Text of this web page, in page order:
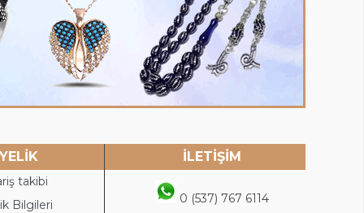
İLETİŞİM
takibi
0 (537) 767 6114
Bilgileri